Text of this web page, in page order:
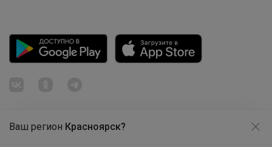
Ваш регион Красноярск?
Поло для мальчика
Продолжая использовать этот сайт и нажимая кнопку